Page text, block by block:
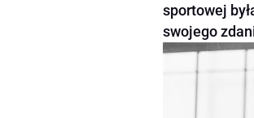
sportowej
swojego